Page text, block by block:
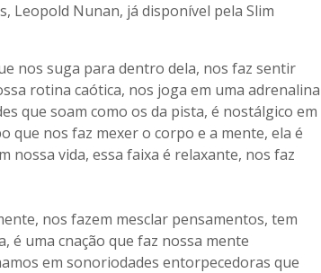
Leopold Nunan, já disponível pela Slim
nos suga para dentro dela, nos faz sentir
rotina caótica, nos joga em uma adrenalina
que soam como os da pista, é nostálgico em
que nos faz mexer o corpo e a mente, ela é
nossa vida, essa faixa é relaxante, nos faz
nos fazem mesclar pensamentos, tem
é uma cnação que faz nossa mente
em sonoriodades entorpecedoras que